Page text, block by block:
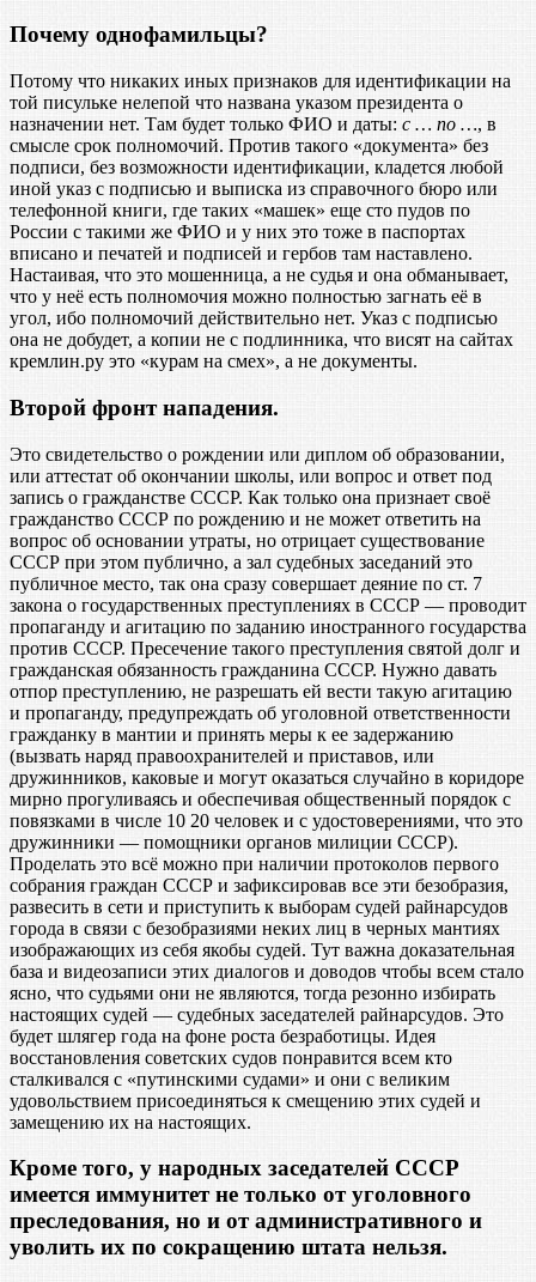
Почему однофамильцы?
Потому что никаких иных признаков для идентификации на
той писульке нелепой что названа указом президента о
назначении нет. Там будет только ФИО и даты: с … по …, в
смысле срок полномочий. Против такого «документа» без
подписи, без возможности идентификации, кладется любой
иной указ с подписью и выписка из справочного бюро или
телефонной книги, где таких «машек» еще сто пудов по
России с такими же ФИО и у них это тоже в паспортах
вписано и печатей и подписей и гербов там наставлено.
Настаивая, что это мошенница, а не судья и она обманывает,
что у неё есть полномочия можно полностью загнать её в
угол, ибо полномочий действительно нет. Указ с подписью
она не добудет, а копии не с подлинника, что висят на сайтах
кремлин.ру это «курам на смех», а не документы.
Второй фронт нападения.
Это свидетельство о рождении или диплом об образовании,
или аттестат об окончании школы, или вопрос и ответ под
запись о гражданстве СССР. Как только она признает своё
гражданство СССР по рождению и не может ответить на
вопрос об основании утраты, но отрицает существование
СССР при этом публично, а зал судебных заседаний это
публичное место, так она сразу совершает деяние по ст. 7
закона о государственных преступлениях в СССР — проводит
пропаганду и агитацию по заданию иностранного государства
против СССР. Пресечение такого преступления святой долг и
гражданская обязанность гражданина СССР. Нужно давать
отпор преступлению, не разрешать ей вести такую агитацию
и пропаганду, предупреждать об уголовной ответственности
гражданку в мантии и принять меры к ее задержанию
(вызвать наряд правоохранителей и приставов, или
дружинников, каковые и могут оказаться случайно в коридоре
мирно прогуливаясь и обеспечивая общественный порядок с
повязками в числе 10 20 человек и с удостоверениями, что это
дружинники — помощники органов милиции СССР).
Проделать это всё можно при наличии протоколов первого
собрания граждан СССР и зафиксировав все эти безобразия,
развесить в сети и приступить к выборам судей райнарсудов
города в связи с безобразиями неких лиц в черных мантиях
изображающих из себя якобы судей. Тут важна доказательная
база и видеозаписи этих диалогов и доводов чтобы всем стало
ясно, что судьями они не являются, тогда резонно избирать
настоящих судей — судебных заседателей райнарсудов. Это
будет шлягер года на фоне роста безработицы. Идея
восстановления советских судов понравится всем кто
сталкивался с «путинскими судами» и они с великим
удовольствием присоединяться к смещению этих судей и
замещению их на настоящих.
Кроме того, у народных заседателей СССР
имеется иммунитет не только от уголовного
преследования, но и от административного и
уволить их по сокращению штата нельзя.